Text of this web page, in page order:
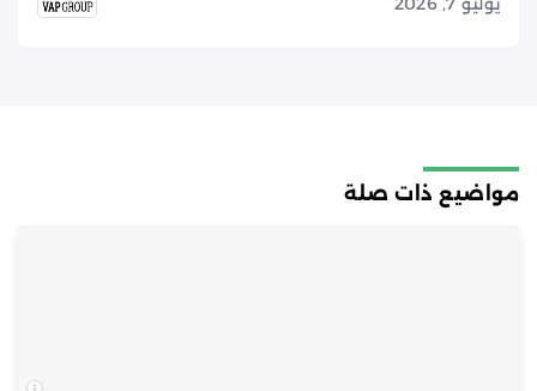
مواضيع ذات صلة